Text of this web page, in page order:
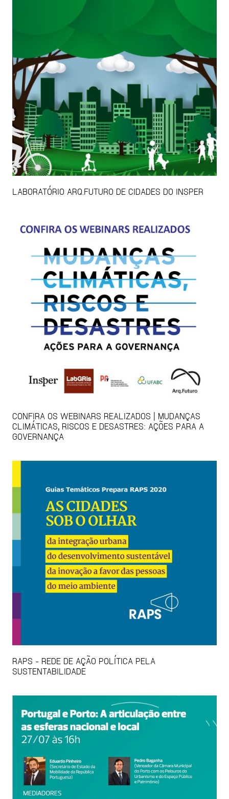
LABORATÓRIO ARQ.FUTURO DE CIDADES DO INSPER
CONFIRA OS WEBINARS REALIZADOS | MUDANÇAS
CLIMÁTICAS, RISCOS E DESASTRES: AÇÕES PARA A
GOVERNANÇA
RAPS - REDE DE AÇÃO POLÍTICA PELA
SUSTENTABILIDADE